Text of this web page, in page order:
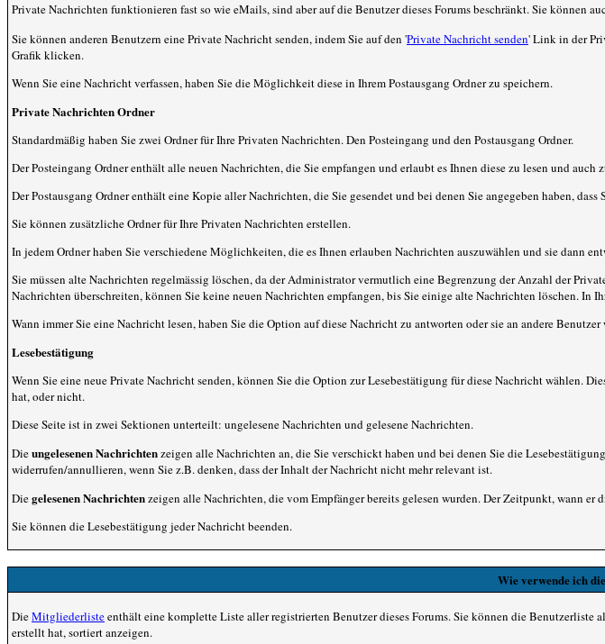
Private Nachrichten funktionieren fast so wie eMails, sind aber auf die Benutzer dieses Forums beschränkt. Sie können
Sie können anderen Benutzern eine Private Nachricht senden, indem Sie auf den 'Private Nachricht senden' Link in der
Grafik klicken.
Wenn Sie eine Nachricht verfassen, haben Sie die Möglichkeit diese in Ihrem Postausgang Ordner zu speichern.
Private Nachrichten Ordner
Standardmäßig haben Sie zwei Ordner für Ihre Privaten Nachrichten. Den Posteingang und den Postausgang Ordner.
Der Posteingang Ordner enthält alle neuen Nachrichten, die Sie empfangen und erlaubt es Ihnen diese zu lesen und
Der Postausgang Ordner enthält eine Kopie aller Nachrichten, die Sie gesendet und bei denen Sie angegeben haben,
Sie können zusätzliche Ordner für Ihre Privaten Nachrichten erstellen.
In jedem Ordner haben Sie verschiedene Möglichkeiten, die es Ihnen erlauben Nachrichten auszuwählen und sie dann
Sie müssen alte Nachrichten regelmässig löschen, da der Administrator vermutlich eine Begrenzung der Anzahl der
Nachrichten überschreiten, können Sie keine neuen Nachrichten empfangen, bis Sie einige alte Nachrichten löschen.
Wann immer Sie eine Nachricht lesen, haben Sie die Option auf diese Nachricht zu antworten oder sie an andere
Lesebestätigung
Wenn Sie eine neue Private Nachricht senden, können Sie die Option zur Lesebestätigung für diese Nachricht wählen.
hat, oder nicht.
Diese Seite ist in zwei Sektionen unterteilt: ungelesene Nachrichten und gelesene Nachrichten.
Dieungelesenen Nachrichtenzeigen alle Nachrichten an, die Sie verschickt haben und bei denen Sie die
widerrufen/annullieren, wenn Sie z.B. denken, dass der Inhalt der Nachricht nicht mehr relevant ist.
Diegelesenen Nachrichtenzeigen alle Nachrichten, die vom Empfänger bereits gelesen wurden. Der Zeitpunkt, wann er
Sie können die Lesebestätigung jeder Nachricht beenden.
Wie verwende ich
DieMitgliederlisteenthält eine komplette Liste aller registrierten Benutzer dieses Forums. Sie können die
erstellt hat, sortiert anzeigen.